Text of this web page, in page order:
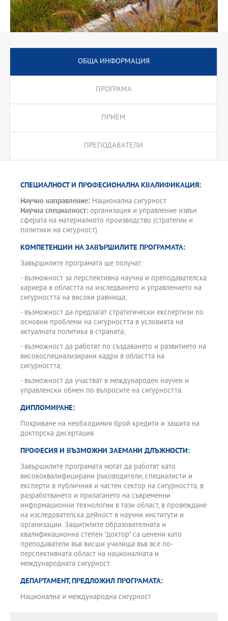
ОБЩА ИНФОРМАЦИЯ
ПРОГРАМА
ПРИЕМ
ПРЕПОДАВАТЕЛИ
СПЕЦИАЛНОСТ И ПРОФЕСИОНАЛНА КВАЛИФИКАЦИЯ:
Научно направление: Национална сигурност
Научна специалност: организация и управление извън
сферата на материалното производство (стратегии и
политики на сигурност)
КОМПЕТЕНЦИИ НА ЗАВЪРШИЛИТЕ ПРОГРАМАТА:
Завършилите програмата ще получат:
- възможност за перспективна научна и преподавателска
кариера в областта на изследването и управлението на
сигурността на високи равнища;
- възможност да предлагат стратегически експертизи по
основни проблеми на сигурността в условията на
актуалната политика в страната;
- възможност да работят по създаването и развитието на
високоспециализирани кадри в областта на
сигурността;
- възможност да участват в международен научен и
управленски обмен по въпросите на сигурността.
ДИПЛОМИРАНЕ:
Покриване на необходимия брой кредити и защита на
докторска дисертация.
ПРОФЕСИЯ И ВЪЗМОЖНИ ЗАЕМАНИ ДЛЪЖНОСТИ:
Завършилите програмата могат да работят като
висококвалифицирани ръководители, специалисти и
експерти в публичния и частен сектор на сигурността, в
разработването и прилагането на съвременни
информационни технологии в тази област, в провеждане
на изследователска дейност в научни институти и
организации. Защитилите образователната и
квалификационна степен "доктор" са ценени като
преподаватели във висши училища във все по-
перспективната област на националната и
международната сигурност.
ДЕПАРТАМЕНТ, ПРЕДЛОЖИЛ ПРОГРАМАТА:
Национална и международна сигурност